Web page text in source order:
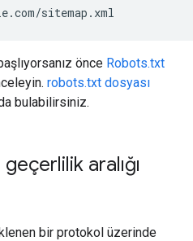
sitemap.xml
önce Robots.txt
robots.txt dosyası
bulabilirsiniz.
aralığı
bir protokol üzerinde